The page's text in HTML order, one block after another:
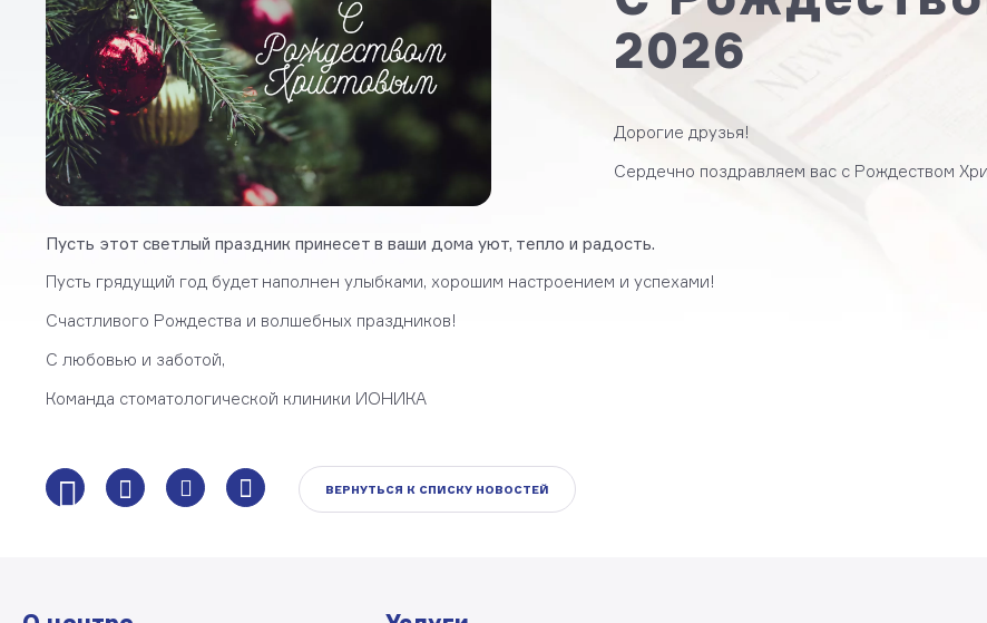
2026
Дорогие друзья!
Сердечно поздравляем вас с Рождеством
Пусть этот светлый праздник принесет в ваши дома уют, тепло и радость.
Пусть грядущий год будет наполнен улыбками, хорошим настроением и успехами!
Счастливого Рождества и волшебных праздников!
С любовью и заботой,
Команда стоматологической клиники ИОНИКА
ВЕРНУТЬСЯ К СПИСКУ НОВОСТЕЙ